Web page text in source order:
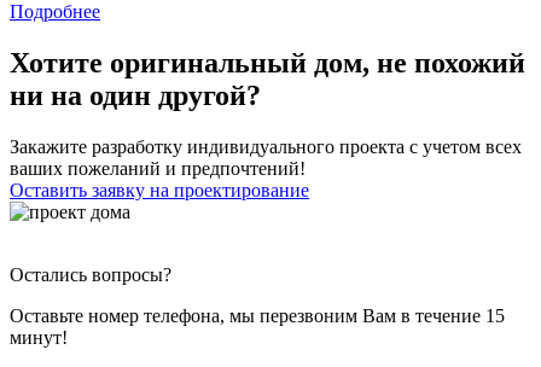
Подробнее
Хотите оригинальный дом, не похожий
ни на один другой?
Закажите разработку индивидуального проекта с учетом всех
ваших пожеланий и предпочтений!
Оставить заявку на проектирование
Остались вопросы?
Оставьте номер телефона, мы перезвоним Вам в течение 15
минут!